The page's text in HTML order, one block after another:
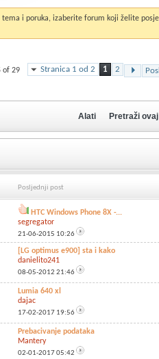
tema i poruka, izaberite forum koji želite
Stranica 1 od 2 1 2
of 29
Alati Pretraži
Posljednji post
HTC Windows Phone 8X -...
segregator
21-06-2015 10:26
[LG optimus e900] sta i kako
danielito241
08-05-2012 21:46
Lumia 640 xl
dajac
17-02-2017 19:56
Prebacivanje podataka
Mantery
02-01-201705:42